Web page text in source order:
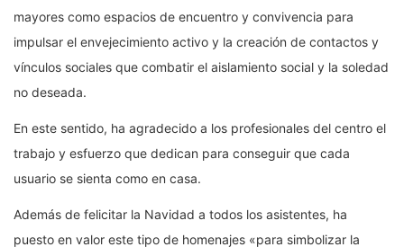
mayores como espacios de encuentro y convivencia para
impulsar el envejecimiento activo y la creación de contactos y
vínculos sociales que combatir el aislamiento social y la soledad
no deseada.
En este sentido, ha agradecido a los profesionales del centro el
trabajo y esfuerzo que dedican para conseguir que cada
usuario se sienta como en casa.
Además de felicitar la Navidad a todos los asistentes, ha
puesto en valor este tipo de homenajes «para simbolizar la